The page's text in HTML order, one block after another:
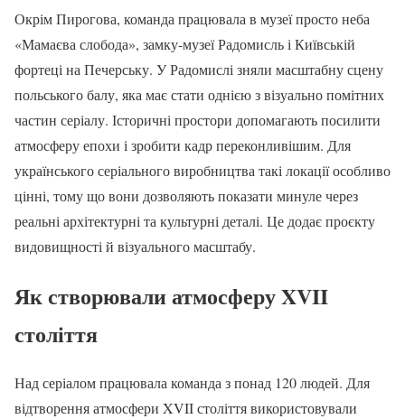
Окрім Пирогова, команда працювала в музеї просто неба
«Мамаєва слобода», замку-музеї Радомисль і Київській
фортеці на Печерську. У Радомислі зняли масштабну сцену
польського балу, яка має стати однією з візуально помітних
частин серіалу. Історичні простори допомагають посилити
атмосферу епохи і зробити кадр переконливішим. Для
українського серіального виробництва такі локації особливо
цінні, тому що вони дозволяють показати минуле через
реальні архітектурні та культурні деталі. Це додає проєкту
видовищності й візуального масштабу.
Як створювали атмосферу XVII
століття
Над серіалом працювала команда з понад 120 людей. Для
відтворення атмосфери XVII століття використовували